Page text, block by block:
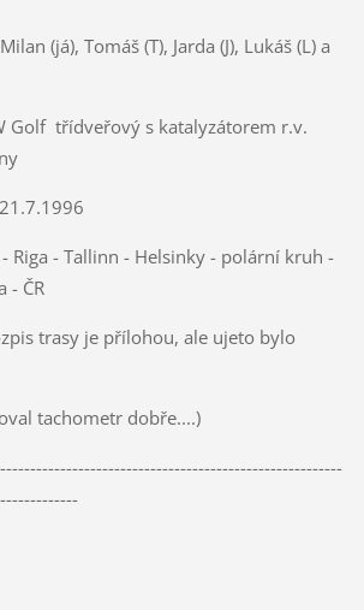
(já), Tomáš (T), Jarda (J), Lukáš (L) a
Golf třídveřový s katalyzátorem r.v.
- Riga - Tallinn - Helsinky - polární kruh -
- ČR
trasy je přílohou, ale ujeto bylo
tachometr dobře....)